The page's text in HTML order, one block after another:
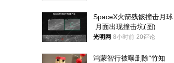
SpaceX火箭残骸撞击月球
月面出现撞击坑(图)
光明网 8小时前 20评论
鸿蒙智行被曝删除“竹知